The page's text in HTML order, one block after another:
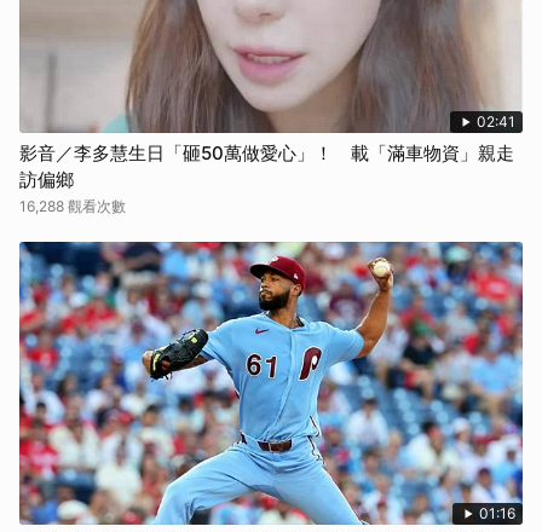
02:41
影音／李多慧生日「砸50萬做愛心」！ 載「滿車物資」親走
訪偏鄉
16,288 觀看次數
01:16